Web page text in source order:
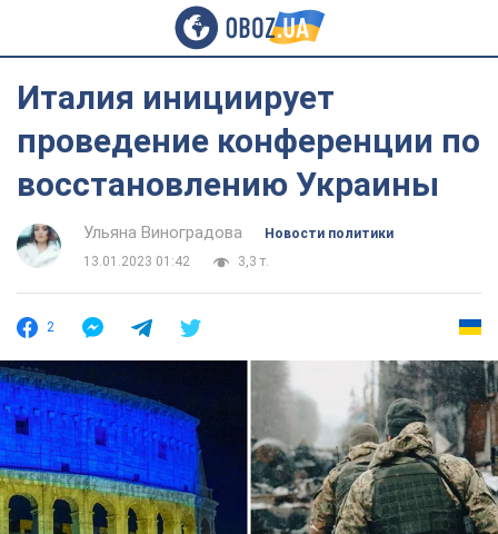
Италия инициирует
проведение конференции по
восстановлению Украины
Ульяна Виноградова
Новости политики
13.01.2023 01:42
3,3 т.
2